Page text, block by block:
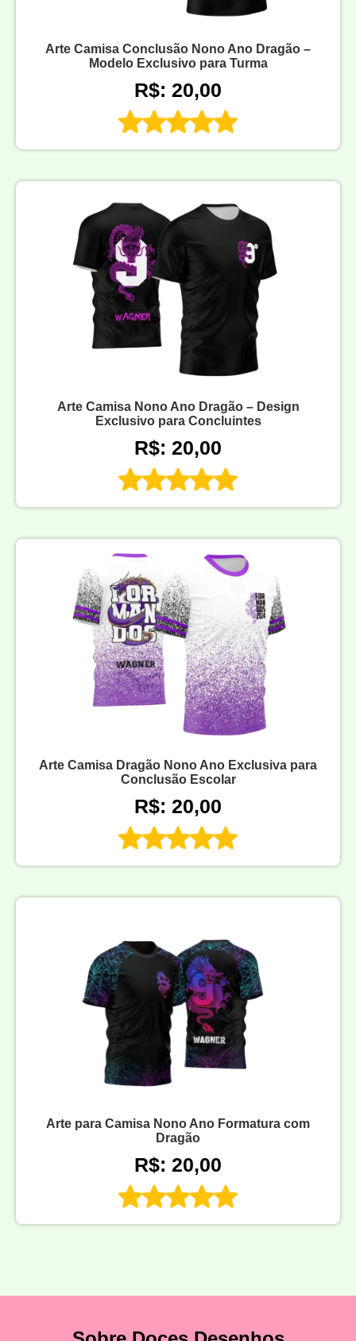
Arte Camisa Conclusão Nono Ano Dragão –
Modelo Exclusivo para Turma
R$: 20,00
Arte Camisa Nono Ano Dragão – Design
Exclusivo para Concluintes
R$: 20,00
Arte Camisa Dragão Nono Ano Exclusiva para
Conclusão Escolar
R$: 20,00
Arte para Camisa Nono Ano Formatura com
Dragão
R$: 20,00